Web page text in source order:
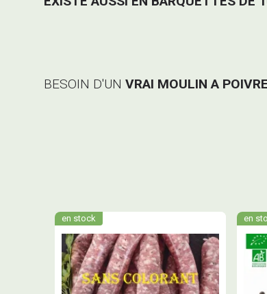
BESOIN D'UN VRAI MOULIN A
en stock en